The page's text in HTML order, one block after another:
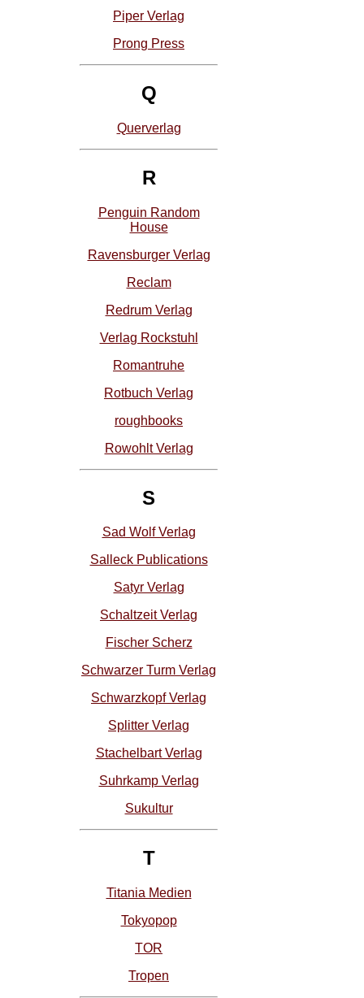
Piper Verlag
Prong Press
Q
Querverlag
R
Penguin Random
House
Ravensburger Verlag
Reclam
Redrum Verlag
Verlag Rockstuhl
Romantruhe
Rotbuch Verlag
roughbooks
Rowohlt Verlag
S
Sad Wolf Verlag
Salleck Publications
Satyr Verlag
Schaltzeit Verlag
Fischer Scherz
Schwarzer Turm Verlag
Schwarzkopf Verlag
Splitter Verlag
Stachelbart Verlag
Suhrkamp Verlag
Sukultur
T
Titania Medien
Tokyopop
TOR
Tropen